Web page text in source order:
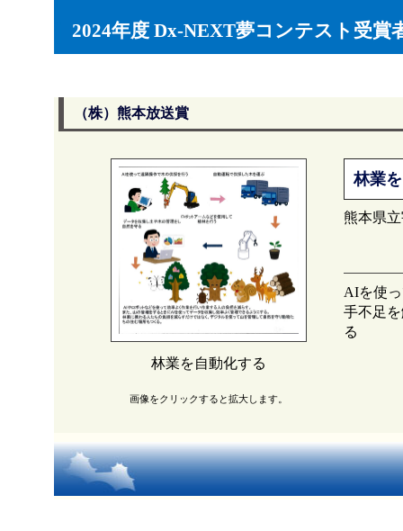
2024年度 Dx-NEXT夢コンテスト受賞
（株）熊本放送賞
林業を自動化する
画像をクリックすると拡大します。
林業
熊本県
AIを使
手不足
る